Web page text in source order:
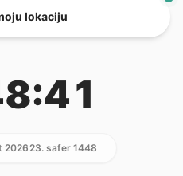
lokaciju
202623. safer 1448